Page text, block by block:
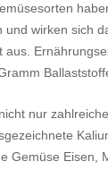
und wirken sich
aus.
nur
Gemüse Eisen,